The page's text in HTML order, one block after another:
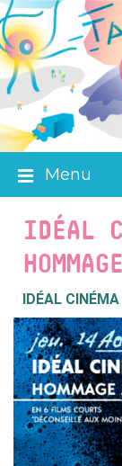
Skip
to
content
Skip
to
main
navigation
Skip
to
footer
Menu
IDÉAL
IDÉAL CINÉMA